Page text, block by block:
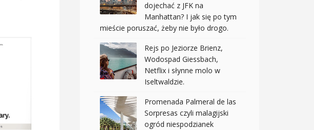
dojechać z JFK na
Manhattan? I jak się po tym
mieście poruszać, żeby nie było drogo.
Rejs po Jeziorze Brienz,
Wodospad Giessbach,
Netflix i słynne molo w
Iseltwaldzie.
Promenada Palmeral de las
Sorpresas czyli malagijski
ogród niespodzianek